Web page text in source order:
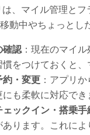
、マイル管理と
動中やちょっとし
確認：現在のマイル
慣をつけておくと
約・変更：アプリか
も柔軟に対応でき
ェックイン・搭乗手
ります。これによ